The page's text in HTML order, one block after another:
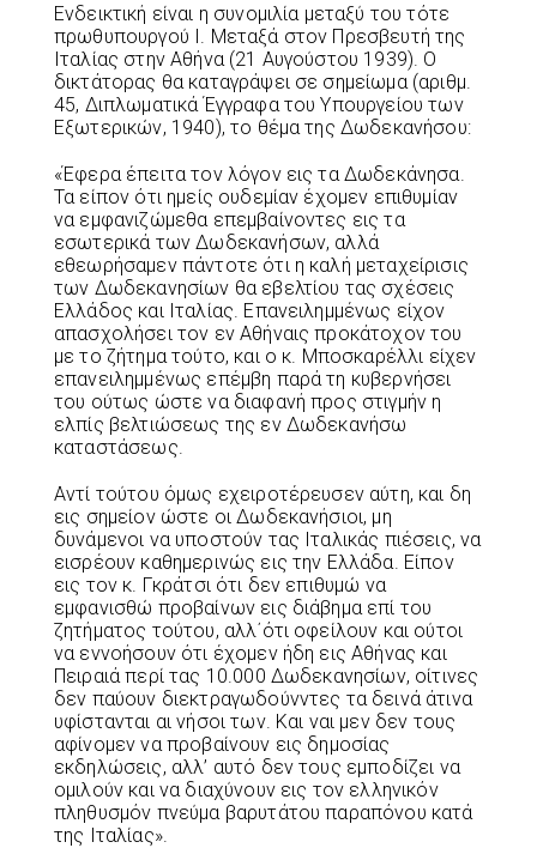
Ενδεικτική είναι η συνομιλία μεταξύ του τότε
πρωθυπουργού Ι. Μεταξά στον Πρεσβευτή της
Ιταλίας στην Αθήνα (21 Αυγούστου 1939). Ο
δικτάτορας θα καταγράψει σε σημείωμα (αριθμ.
45, Διπλωματικά Έγγραφα του Υπουργείου των
Εξωτερικών, 1940), το θέμα της Δωδεκανήσου:
«Έφερα έπειτα τον λόγον εις τα Δωδεκάνησα.
Τα είπον ότι ημείς ουδεμίαν έχομεν επιθυμίαν
να εμφανιζώμεθα επεμβαίνοντες εις τα
εσωτερικά των Δωδεκανήσων, αλλά
εθεωρήσαμεν πάντοτε ότι η καλή μεταχείρισις
των Δωδεκανησίων θα εβελτίου τας σχέσεις
Ελλάδος και Ιταλίας. Επανειλημμένως είχον
απασχολήσει τον εν Αθήναις προκάτοχον του
με το ζήτημα τούτο, και ο κ. Μποσκαρέλλι είχεν
επανειλημμένως επέμβη παρά τη κυβερνήσει
του ούτως ώστε να διαφανή προς στιγμήν η
ελπίς βελτιώσεως της εν Δωδεκανήσω
καταστάσεως.
Αντί τούτου όμως εχειροτέρευσεν αύτη, και δη
εις σημείον ώστε οι Δωδεκανήσιοι, μη
δυνάμενοι να υποστούν τας Ιταλικάς πιέσεις, να
εισρέουν καθημερινώς εις την Ελλάδα. Είπον
εις τον κ. Γκράτσι ότι δεν επιθυμώ να
εμφανισθώ προβαίνων εις διάβημα επί του
ζητήματος τούτου, αλλ΄ότι οφείλουν και ούτοι
να εννοήσουν ότι έχομεν ήδη εις Αθήνας και
Πειραιά περί τας 10.000 Δωδεκανησίων, οίτινες
δεν παύουν διεκτραγωδούνντες τα δεινά άτινα
υφίστανται αι νήσοι των. Και ναι μεν δεν τους
αφίνομεν να προβαίνουν εις δημοσίας
εκδηλώσεις, αλλ’ αυτό δεν τους εμποδίζει να
ομιλούν και να διαχύνουν εις τον ελληνικόν
πληθυσμόν πνεύμα βαρυτάτου παραπόνου κατά
της Ιταλίας».